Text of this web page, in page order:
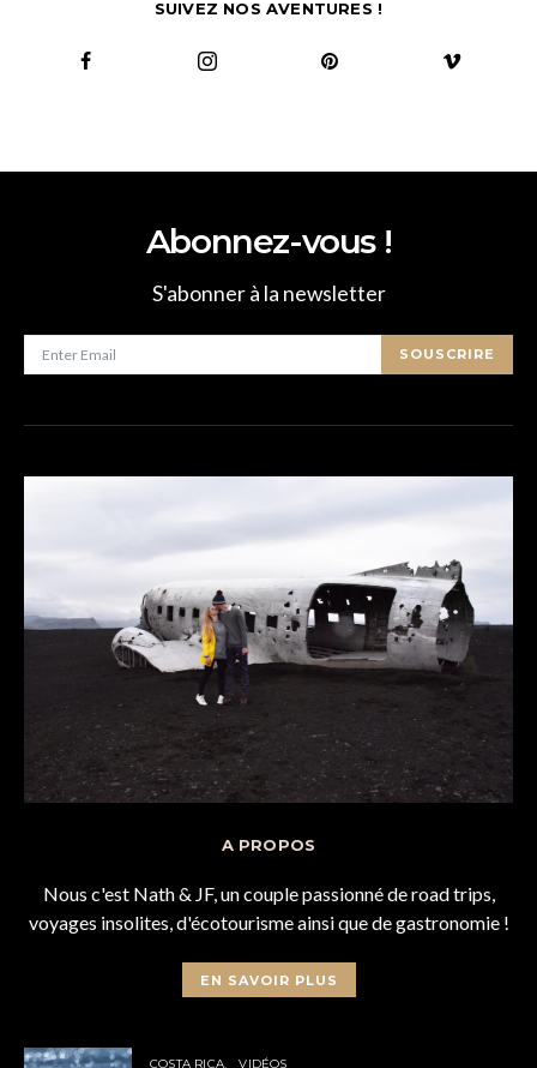
SUIVEZ NOS AVENTURES !
Abonnez-vous !
S'abonner à la newsletter
SOUSCRIRE
A PROPOS
Nous c'est Nath & JF, un couple passionné de road trips,
voyages insolites, d'écotourisme ainsi que de gastronomie !
EN SAVOIR PLUS
COSTA RICA VIDÉOS